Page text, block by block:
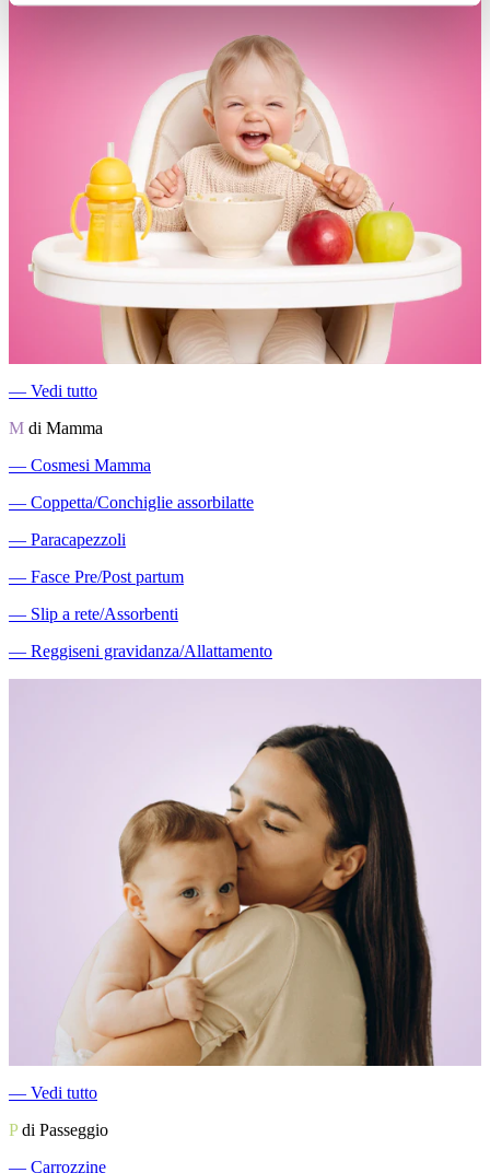
― Vedi tutto
M di Mamma
― Cosmesi Mamma
― Coppetta/Conchiglie assorbilatte
― Paracapezzoli
― Fasce Pre/Post partum
― Slip a rete/Assorbenti
― Reggiseni gravidanza/Allattamento
― Vedi tutto
Pdi Passeggio
― Carrozzine